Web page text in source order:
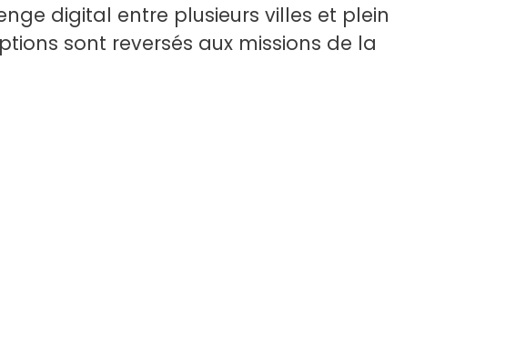
digital entre plusieurs villes et plein
sont reversés aux missions de la